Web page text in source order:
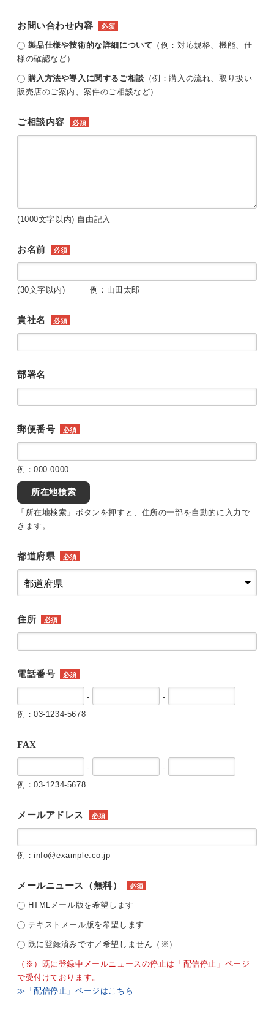
お問い合わせ内容 必須
製品仕様や技術的な詳細について （例：対応規格、機能、仕
様の確認など）
購入方法や導入に関するご相談 （例：購入の流れ、取り扱い
販売店のご案内、案件のご相談など）
ご相談内容 必須
(1000文字以内) 自由記入
お名前 必須
(30文字以内) 例：山田太郎
貴社名 必須
部署名
郵便番号 必須
例：000-0000
所在地検索
「所在地検索」ボタンを押すと、住所の一部を自動的に入力で
きます。
都道府県 必須
住所 必須
電話番号 必須
-
-
例：03-1234-5678
FAX
-
-
例：03-1234-5678
メールアドレス 必須
例：info@example.co.jp
メールニュース（無料） 必須
HTMLメール版を希望します
テキストメール版を希望します
既に登録済みです／希望しません（※）
（※）既に登録中メールニュースの停止は「配信停止」ページ
で受付けております。
≫「配信停止」ページはこちら